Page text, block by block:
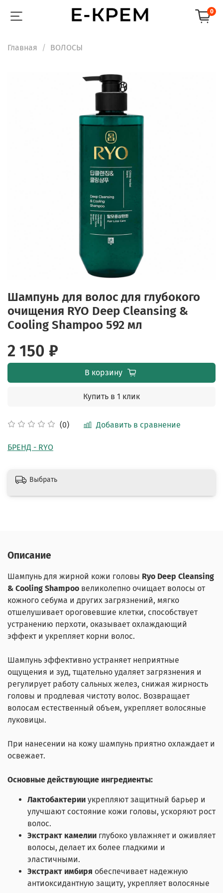
0
Главная ВОЛОСЫ
Шампунь для волос для глубокого
очищения RYO Deep Cleansing &
Cooling Shampoo 592 мл
(0) Добавить в сравнение
2 150 ₽
В корзину
Купить в 1 клик
БРЕНД - RYO
Выбрать
Описание
Шампунь для жирной кожи головы Ryo Deep Cleansing
& Cooling Shampoo великолепно очищает волосы от
кожного себума и других загрязнений, мягко
отшелушивает ороговевшие клетки, способствует
устранению перхоти, оказывает охлаждающий
эффект и укрепляет корни волос.
Шампунь эффективно устраняет неприятные
ощущения и зуд, тщательно удаляет загрязнения и
регулирует работу сальных желез, снижая жирность
головы и продлевая чистоту волос. Возвращает
волосам естественный объем, укрепляет волосяные
луковицы.
При нанесении на кожу шампунь приятно охлаждает и
освежает.
Основные действующие ингредиенты:
Лактобактерии укрепляют защитный барьер и
улучшают состояние кожи головы, ускоряют рост
волос.
Экстракт камелии глубоко увлажняет и оживляет
волосы, делает их более гладкими и
эластичными.
Экстракт имбиря обеспечивает надежную
антиоксидантную защиту, укрепляет волосяные